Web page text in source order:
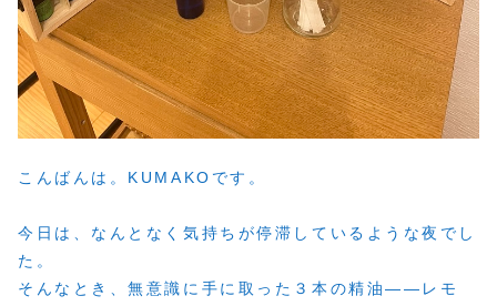
こんばんは。KUMAKOです。
今日は、なんとなく気持ちが停滞しているような夜でし
た。
そんなとき、無意識に手に取った３本の精油――レモ